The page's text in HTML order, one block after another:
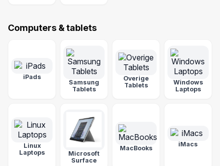
Computers & tablets
iPads
Samsung
Tablets
Overige
Tablets
Windows
Laptops
Linux
Laptops
Microsoft
Surface
MacBooks
iMacs